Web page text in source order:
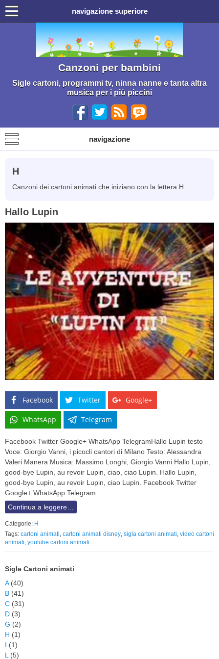
navigazione superiore
Canzoni per bambini
Sigle cartoni, programmi tv, ninna nanne e tanta altra
musica per i più piccini
navigazione
H
Canzoni dei cartoni animati che iniziano con la lettera H
Hallo Lupin
Facebook Twitter Google+
WhatsApp Telegram
Facebook Twitter Google+ WhatsApp TelegramHallo Lupin testo
Voce: Giorgio Vanni, i picocli cantori di Milano Testo: Alessandra
Valeri Manera Musica: Massimo Longhi, Giorgio Vanni Hallo Lupin,
good-bye Lupin, au revoir Lupin, ciao, ciao Lupin. Hallo Lupin,
good-bye Lupin, au revoir Lupin, ciao Lupin. Facebook Twitter
Google+ WhatsApp Telegram
Continua a leggere…
Categorie: H
Tags: cartoni animati cartoni animati disney sigla cartoni animati video cartoni
animati youtube cartoni animati
Sigle Cartoni animati
A(40)
B (41)
C (31)
D (3)
G (2)
H (1)
I (1)
L (5)